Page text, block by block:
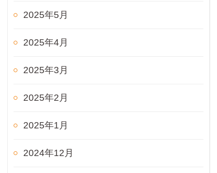
2025年5月
2025年4月
2025年3月
2025年2月
2025年1月
2024年12月